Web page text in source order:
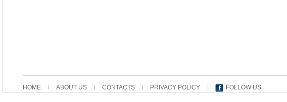
HOME ABOUT US CONTACTS PRIVACY POLICY FOLLOW US